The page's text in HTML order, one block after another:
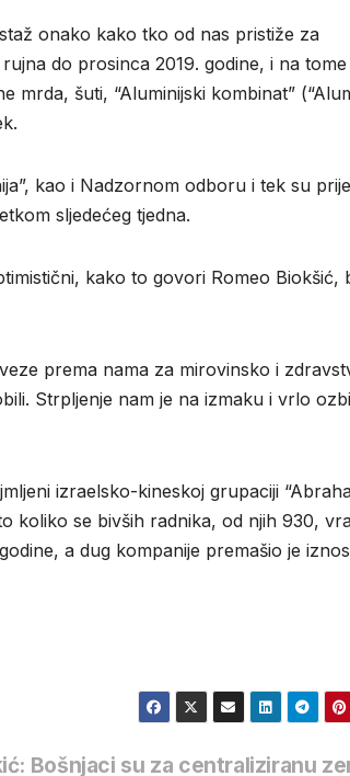
onako kako tko od nas pristiže za
do prosinca 2019. godine, i na tome
mrda, šuti, “Aluminijski kombinat”
kao i Nadzornom odboru i tek su prije
sljedećeg tjedna.
kako to govori Romeo Biokšić,
prema nama za mirovinsko i
Strpljenje nam je na izmaku i vrlo
izraelsko-kineskoj grupaciji
koliko se bivših radnika, od njih 930,
a dug kompanije premašio je
Bošnjaci su za centraliziranu